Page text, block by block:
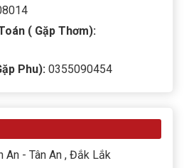
( Gặp Thơm):
Phu): 0355090454
An - Tân An , Đắk Lắk